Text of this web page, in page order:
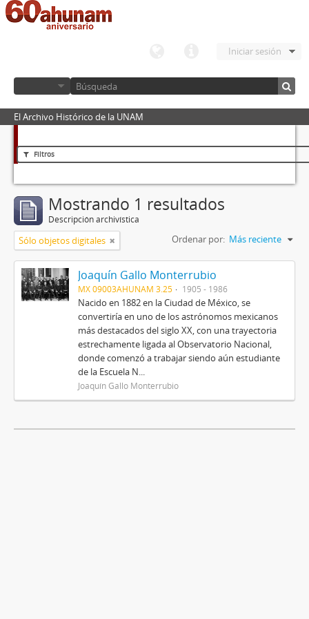
Iniciar sesión
El Archivo Histórico de la UNAM
Filtros
Mostrando 1 resultados
Descripción archivística
Sólo objetos digitales Ordenar por: Más reciente
Joaquín Gallo Monterrubio
MX 09003AHUNAM 3.25 1905 - 1986
Nacido en 1882 en la Ciudad de México, se
convertiría en uno de los astrónomos mexicanos
más destacados del siglo XX, con una trayectoria
estrechamente ligada al Observatorio Nacional,
donde comenzó a trabajar siendo aún estudiante
de la Escuela N...
Joaquín Gallo Monterrubio